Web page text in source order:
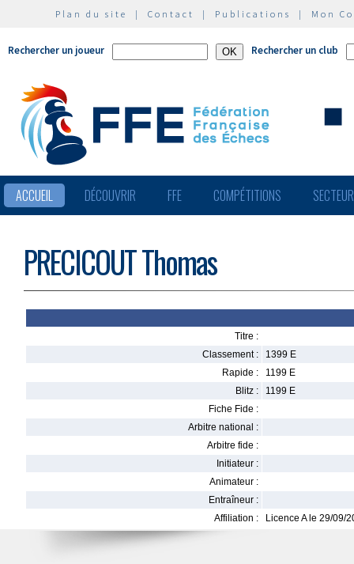
Plan du site | Contact | Publications | Mon
Rechercher un joueur Rechercher un club
ACCUEIL DÉCOUVRIR FFE COMPÉTITIONS
PRECICOUT Thomas
Titre :
Classement :
1399 E
Rapide :
1199 E
Blitz :
1199 E
Fiche Fide :
Arbitre national :
Arbitre fide :
Initiateur :
Animateur :
Entraîneur :
Affiliation :
Licence A le 29/09/